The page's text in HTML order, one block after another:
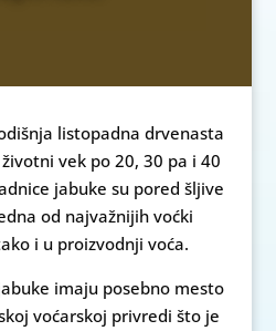
listopadna drvenasta
vek po 20, 30 pa i 40
jabuke su pored šljive
od najvažnijih voćki
i u proizvodnji voća.
imaju posebno mesto
voćarskoj privredi što je